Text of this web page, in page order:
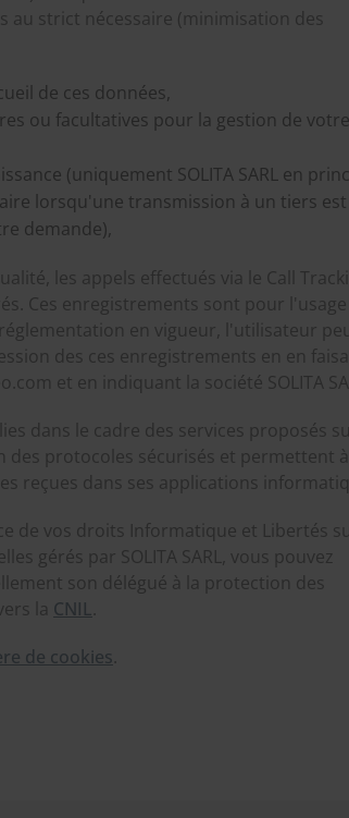
au strict nécessaire (minimisation des
de ces données,
ou facultatives pour la gestion de votre
(uniquement SOLITA SARL en
lorsqu'une transmission à un tiers est
demande),
les appels effectués via le Call
Ces enregistrements sont pour
réglementation en vigueur, l'utilisateur
des ces enregistrements en en
et en indiquant la société SOLITA
dans le cadre des services proposés
des protocoles sécurisés et permettent à
reçues dans ses applications
de vos droits Informatique et Libertés
gérés par SOLITA SARL, vous pouvez
son délégué à la protection des
la CNIL
de cookies